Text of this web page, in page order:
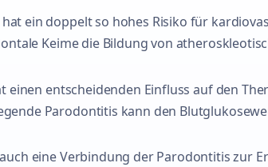
ein doppelt so hohes Risiko für
Keime die Bildung von
einen entscheidenden Einfluss auf den
Parodontitis kann den
eine Verbindung der Parodontitis zur